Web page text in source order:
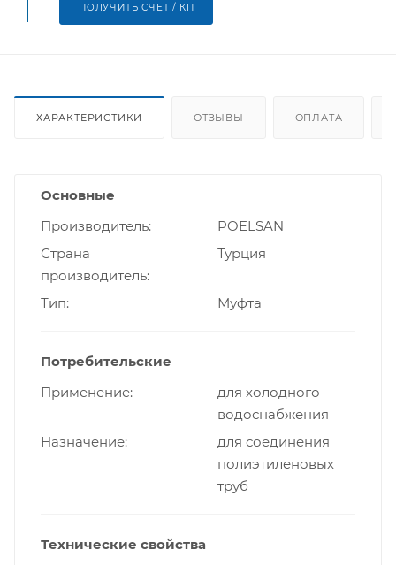
ПОЛУЧИТЬ СЧЕТ / КП
ХАРАКТЕРИСТИКИ ОТЗЫВЫ ОПЛАТА
Основные
Производитель
POELSAN
Страна
производитель
Турция
Тип Муфта
Потребительские
Применение
для холодного
водоснабжения
Назначение
для соединения
полиэтиленовых
труб
Технические свойства